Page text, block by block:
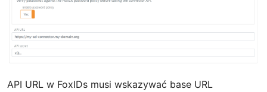
API URL w FoxIDs musi wskazywać base URL